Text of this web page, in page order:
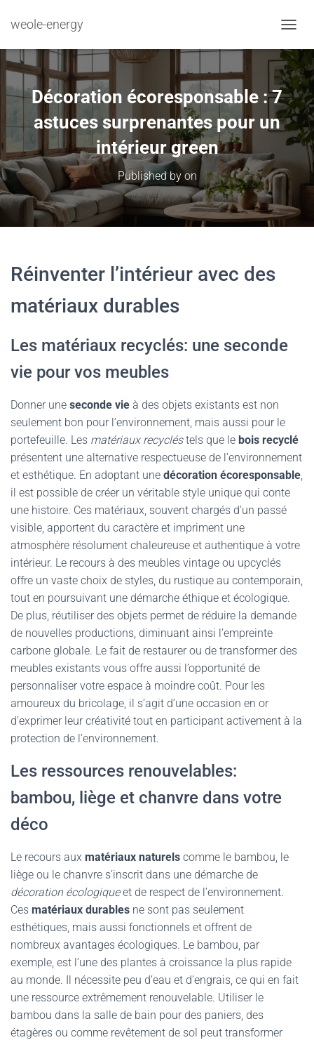
weole-energy
Décoration écoresponsable : 7
astuces surprenantes pour un
intérieur green
Published by on
Réinventer l’intérieur avec des
matériaux durables
Les matériaux recyclés: une seconde
vie pour vos meubles
Donner une seconde vie à des objets existants est non
seulement bon pour l’environnement, mais aussi pour le
portefeuille. Les matériaux recycléstels que le bois recyclé
présentent une alternative respectueuse de l’environnement
et esthétique. En adoptant une décoration écoresponsable,
il est possible de créer un véritable style unique qui conte
une histoire. Ces matériaux, souvent chargés d’un passé
visible, apportent du caractère et impriment une
atmosphère résolument chaleureuse et authentique à votre
intérieur. Le recours à des meubles vintage ou upcyclés
offre un vaste choix de styles, du rustique au contemporain,
tout en poursuivant une démarche éthique et écologique.
De plus, réutiliser des objets permet de réduire la demande
de nouvelles productions, diminuant ainsi l’empreinte
carbone globale. Le fait de restaurer ou de transformer des
meubles existants vous offre aussi l’opportunité de
personnaliser votre espace à moindre coût. Pour les
amoureux du bricolage, il s’agit d’une occasion en or
d’exprimer leur créativité tout en participant activement à la
protection de l’environnement.
Les ressources renouvelables:
bambou, liège et chanvre dans votre
déco
Le recours aux matériaux naturels comme le bambou, le
liège ou le chanvre s’inscrit dans une démarche de
décoration écologiqueet de respect de l’environnement.
Ces matériaux durables ne sont pas seulement
esthétiques, mais aussi fonctionnels et offrent de
nombreux avantages écologiques. Le bambou, par
exemple, est l’une des plantes à croissance la plus rapide
au monde. Il nécessite peu d’eau et d’engrais, ce qui en fait
une ressource extrêmement renouvelable. Utiliser le
bambou dans la salle de bain pour des paniers, des
étagères ou comme revêtement de sol peut transformer